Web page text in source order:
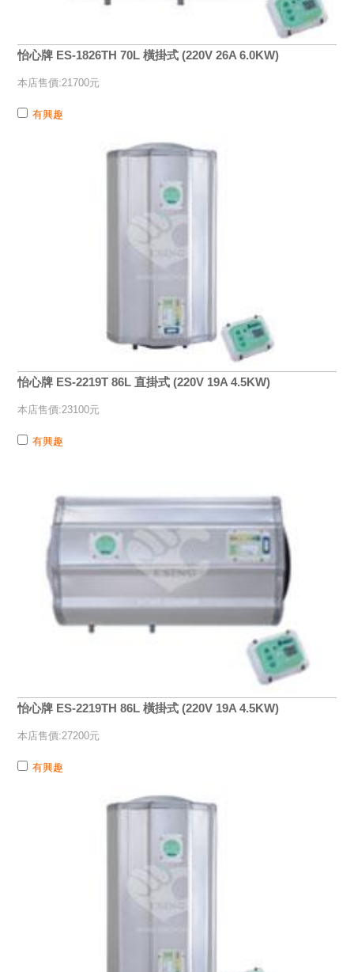
怡心牌 ES-1826TH 70L 橫掛式 (220V 26A 6.0KW)
本店售價:21700元
有興趣
怡心牌 ES-2219T 86L 直掛式 (220V 19A 4.5KW)
本店售價:23100元
有興趣
怡心牌 ES-2219TH 86L 橫掛式 (220V 19A 4.5KW)
本店售價:27200元
有興趣